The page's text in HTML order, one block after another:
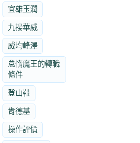
宜雄玉潤
九揚華威
威均峰澤
怠惰魔王的轉職
條件
登山鞋
肯德基
操作評價